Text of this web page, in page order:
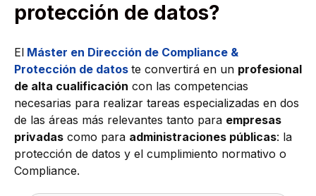
protección de datos?
El Máster en Dirección de Compliance &
Protección de datos te convertirá en un profesional
de alta cualificación con las competencias
necesarias para realizar tareas especializadas en dos
de las áreas más relevantes tanto para empresas
privadas como para administraciones públicas: la
protección de datos y el cumplimiento normativo o
Compliance.